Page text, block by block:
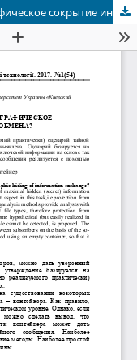
Существует ли идеальное стеганографическое сокрытие информационного обмена?